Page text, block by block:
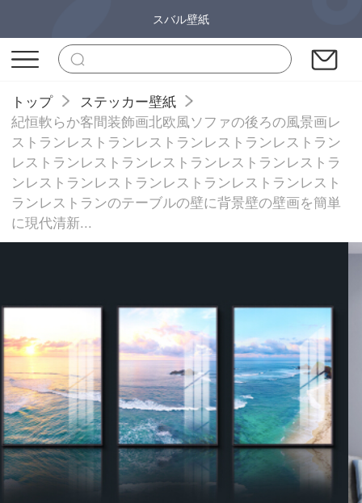
スバル壁紙
トップ
ステッカー壁紙
紀恒軟らか客間装飾画北欧風ソファの後ろの風景画レ
ストランレストランレストランレストランレストラン
レストランレストランレストランレストランレストラ
ンレストランレストランレストランレストランレスト
ランレストランのテーブルの壁に背景壁の壁画を簡単
に現代清新...